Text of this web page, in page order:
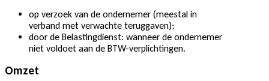
op verzoek van de ondernemer (meestal in
verband met verwachte teruggaven);
door de Belastingdienst: wanneer de ondernemer
niet voldoet aan de BTW-verplichtingen.
Omzet